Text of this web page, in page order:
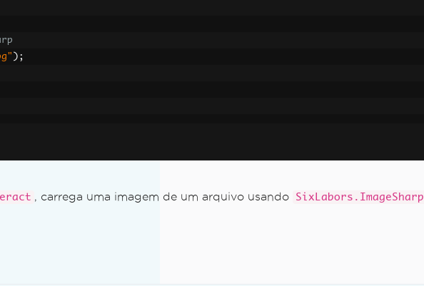
);
, carrega uma imagem de um arquivo usando SixLabors.ImageSharp